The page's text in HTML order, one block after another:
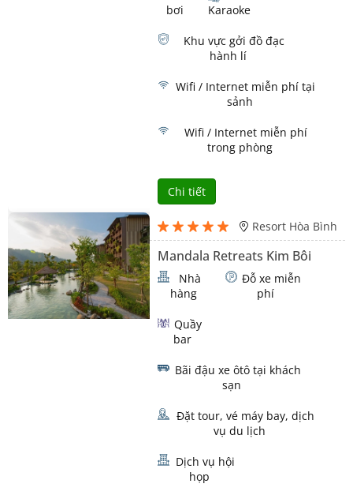
bơi
Karaoke
Khu vực gởi đồ đạc
hành lí
Wifi / Internet miễn phí tại
sảnh
Wifi / Internet miễn phí
trong phòng
Chi tiết
Resort Hòa Bình
Mandala Retreats Kim Bôi
Nhà
hàng
Đỗ xe miễn
phí
Quầy
bar
Bãi đậu xe ôtô tại khách
sạn
Đặt tour, vé máy bay, dịch
vụ du lịch
Dịch vụ hội
họp